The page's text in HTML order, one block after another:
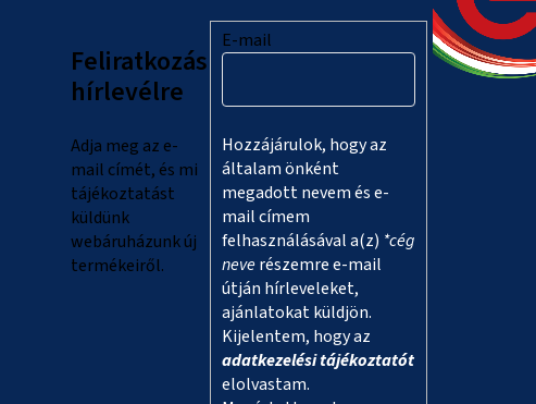
Feliratkozás
hírlevélre
Adja meg az e-
mail címét, és mi
tájékoztatást
küldünk
webáruházunk új
termékeiről.
E-mail
Hozzájárulok, hogy az
általam önként
megadott nevem és e-
mail címem
felhasználásával a(z) *cég
neverészemre e-mail
útján hírleveleket,
ajánlatokat küldjön.
Kijelentem, hogy az
adatkezelési tájékoztatót
elolvastam.